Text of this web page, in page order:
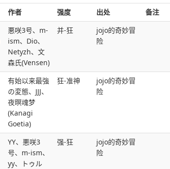
作者 强度 出处 备注
悪咲3号、m-
ism、Dio、
Netyzh、文
森氏(Vensen)
并-狂
jojo的奇妙冒
险
有始以来最強
の変態、JJJ、
夜暝魂梦
(Kanagi
Goetia)
狂-准神
jojo的奇妙冒
险
YY、悪咲3
号、m-ism、
yy、トゥル
强-狂
jojo的奇妙冒
险